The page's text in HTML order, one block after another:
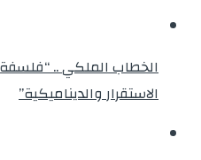
الخطاب الملكي .. “فلسفة
الاستقرار والديناميكية”